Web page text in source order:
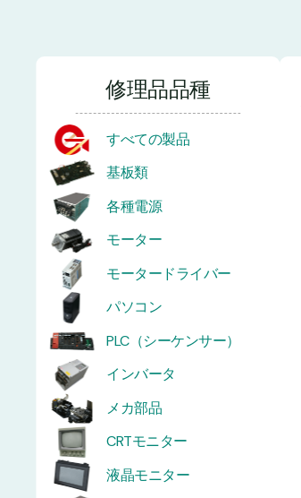
修理品品種
すべての製品
基板類
各種電源
モーター
モータードライバー
パソコン
PLC（シーケンサー）
インバータ
メカ部品
CRTモニター
液晶モニター